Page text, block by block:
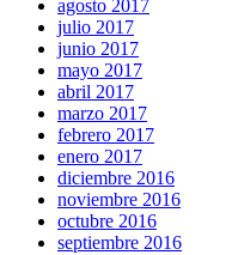
agosto 2017
julio 2017
junio 2017
mayo 2017
abril 2017
marzo 2017
febrero 2017
enero 2017
diciembre 2016
noviembre 2016
octubre 2016
septiembre 2016